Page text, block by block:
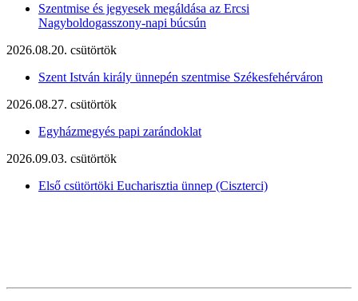
Szentmise és jegyesek megáldása az Ercsi
Nagyboldogasszony-napi búcsún
2026.08.20. csütörtök
Szent István király ünnepén szentmise Székesfehérváron
2026.08.27. csütörtök
Egyházmegyés papi zarándoklat
2026.09.03. csütörtök
Első csütörtöki Eucharisztia ünnep (Ciszterci)